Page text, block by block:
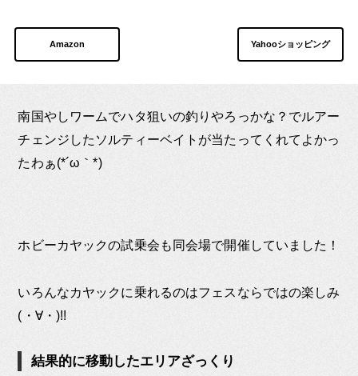
Amazon Yahooショッピング
南国やしワームでハタ狙いの釣りやろっかな？でルアー
チェンジしたソルティーベイトが当たってくれてよかっ
たわぁ(*´ω｀*)
ホビーカヤックの試乗会も同会場で開催していました！
いろんなカヤックに乗れるのはフェスならではの楽しみ
(・∀・)!!
結果的に移動したエリアざっくり